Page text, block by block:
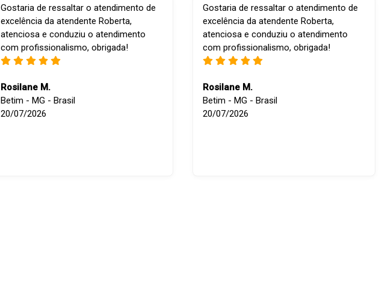
Gostaria de ressaltar o atendimento de
excelência da atendente Roberta,
atenciosa e conduziu o atendimento
com profissionalismo, obrigada!
Rosilane M.
Betim - MG - Brasil
20/07/2026
Gostaria de ressaltar o atendimento de
excelência da atendente Roberta,
atenciosa e conduziu o atendimento
com profissionalismo, obrigada!
Rosilane M.
Betim - MG - Brasil
20/07/2026